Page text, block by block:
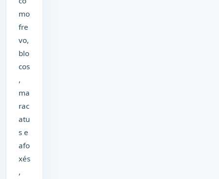
mo
fre
vo,
blo
cos
,
ma
rac
atu
s e
afo
xés
,